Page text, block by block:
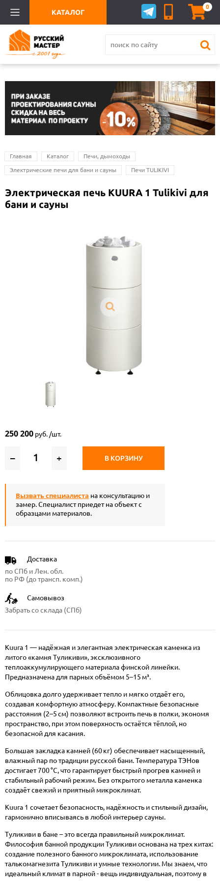
0
КАТАЛОГ
Главная Каталог Печи, дымоходы
Электрические печи для бани и сауны Печи TULIKIVI
Электрическая печь KUURA 1 Tulikivi для
бани и сауны
250 200 руб. /шт.
– + В КОРЗИНУ
Вызвать специалиста на консультацию и
замер. Специалист приедет на объект с
образцами материалов.
Доставка
по СПб и Лен. обл.
по РФ (до трансп. комп.)
Самовывоз
Забрать со склада (СПб)
Kuura 1 — надёжная и элегантная электрическая каменка из
литого «камня Туликиви», эксклюзивного
теплоаккумулирующего материала финской линейки.
Предназначена для парных объёмом 5–15 м³.
Облицовка долго удерживает тепло и мягко отдаёт его,
создавая комфортную атмосферу. Компактные безопасные
расстояния (2–5 см) позволяют встроить печь в полки, экономя
пространство, при этом поверхность остаётся тёплой, но
безопасной для касания.
Большая закладка камней (60 кг) обеспечивает насыщенный,
влажный пар по традиции русской бани. Температура ТЭНов
достигает 700 °C, что гарантирует быстрый прогрев камней и
стабильный рабочий режим. Без открытого металла каменка
создаёт свежий и приятный микроклимат.
Kuura 1 сочетает безопасность, надёжность и стильный дизайн,
гармонично вписываясь в любой интерьер сауны.
Туликиви в бане – это всегда правильный микроклимат.
Философия банной продукции Туликиви основана на трех китах:
создание полезного банного микроклимата, использование
талькомагнезита Туликиви и умные технологии. Мы знаем, что
идеальный климат в парной - вещь индивидуальная, поэтому в